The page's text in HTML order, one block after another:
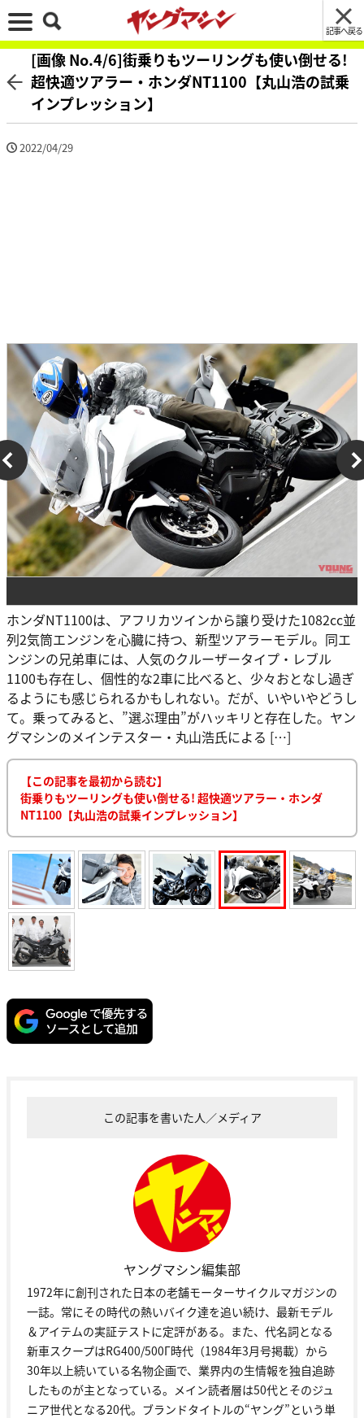
記事へ戻る
[画像 No.4/6]街乗りもツーリングも使い倒せる!
超快適ツアラー・ホンダNT1100【丸山浩の試乗
インプレッション】
2022/04/29
ホンダNT1100は、アフリカツインから譲り受けた1082cc並
列2気筒エンジンを心臓に持つ、新型ツアラーモデル。同エ
ンジンの兄弟車には、人気のクルーザータイプ・レブル
1100も存在し、個性的な2車に比べると、少々おとなし過ぎ
るようにも感じられるかもしれない。だが、いやいやどうし
て。乗ってみると、”選ぶ理由”がハッキリと存在した。ヤン
グマシンのメインテスター・丸山浩氏による […]
【この記事を最初から読む】
街乗りもツーリングも使い倒せる! 超快適ツアラー・ホンダ
NT1100【丸山浩の試乗インプレッション】
この記事を書いた人／メディア
ヤングマシン編集部
1972年に創刊された日本の老舗モーターサイクルマガジンの
一誌。常にその時代の熱いバイク達を追い続け、最新モデル
＆アイテムの実証テストに定評がある。また、代名詞となる
新車スクープはRG400/500Γ時代（1984年3月号掲載）から
30年以上続いている名物企画で、業界内の生情報を独自追跡
したものが主となっている。メイン読者層は50代とそのジュ
ニア世代となる20代。ブランドタイトルの“ヤング”という単